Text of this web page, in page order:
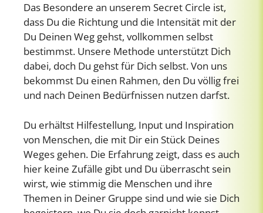
Das Besondere an unserem Secret Circle ist,
dass Du die Richtung und die Intensität mit der
Du Deinen Weg gehst, vollkommen selbst
bestimmst. Unsere Methode unterstützt Dich
dabei, doch Du gehst für Dich selbst. Von uns
bekommst Du einen Rahmen, den Du völlig frei
und nach Deinen Bedürfnissen nutzen darfst.
Du erhältst Hilfestellung, Input und Inspiration
von Menschen, die mit Dir ein Stück Deines
Weges gehen. Die Erfahrung zeigt, dass es auch
hier keine Zufälle gibt und Du überrascht sein
wirst, wie stimmig die Menschen und ihre
Themen in Deiner Gruppe sind und wie sie Dich